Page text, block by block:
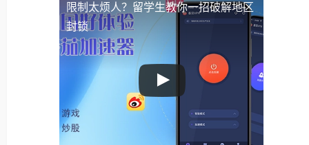
限制太烦人？留学生教你一招破解地区
封锁